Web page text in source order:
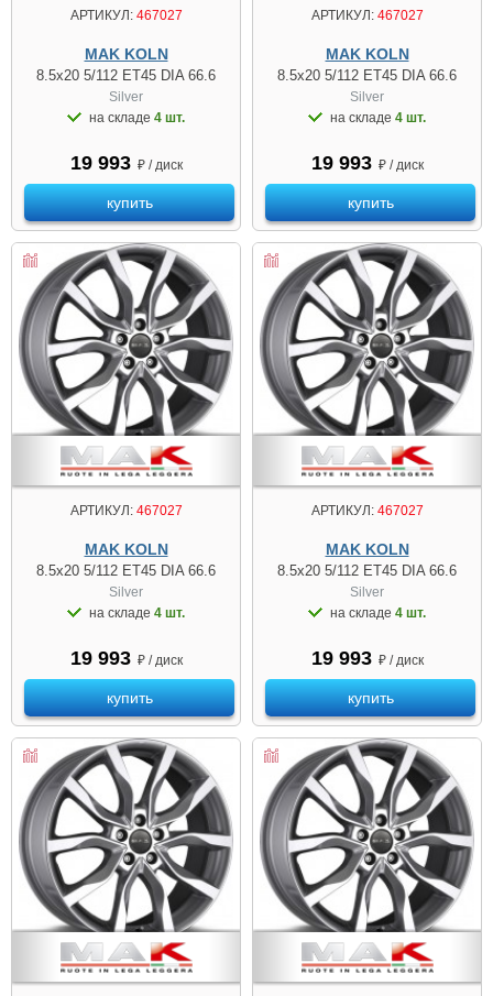
АРТИКУЛ:467027
MAK KOLN
8.5x20 5/112 ET45 DIA 66.6
Silver
на складе 4 шт.
19 993 ₽ / диск
купить
АРТИКУЛ:467027
MAK KOLN
8.5x20 5/112 ET45 DIA 66.6
Silver
на складе 4 шт.
19 993 ₽ / диск
купить
АРТИКУЛ:467027
MAK KOLN
8.5x20 5/112 ET45 DIA 66.6
Silver
на складе 4 шт.
19 993 ₽ / диск
купить
АРТИКУЛ:467027
MAK KOLN
8.5x20 5/112 ET45 DIA 66.6
Silver
на складе 4 шт.
19 993 ₽ / диск
купить